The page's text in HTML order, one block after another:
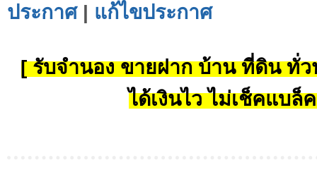
ประกาศ| แก้ไขประกาศ
[ รับจำนอง ขายฝาก บ้าน ที่ดิน ทั่ว
ได้เงินไว ไม่เช็คแบล็